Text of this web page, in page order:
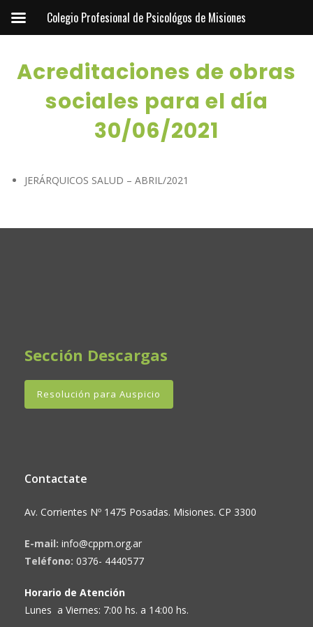
Acreditaciones de obras
sociales para el día
30/06/2021
JERÁRQUICOS SALUD – ABRIL/2021
Sección Descargas
Resolución para Auspicio
Contactate
Av. Corrientes Nº 1475 Posadas. Misiones. CP 3300
E-mail: info@cppm.org.ar
Teléfono: 0376- 4440577
Horario de Atención
Lunes a Viernes: 7:00 hs. a 14:00 hs.
Colegio Profesional de Psicológos de Misiones